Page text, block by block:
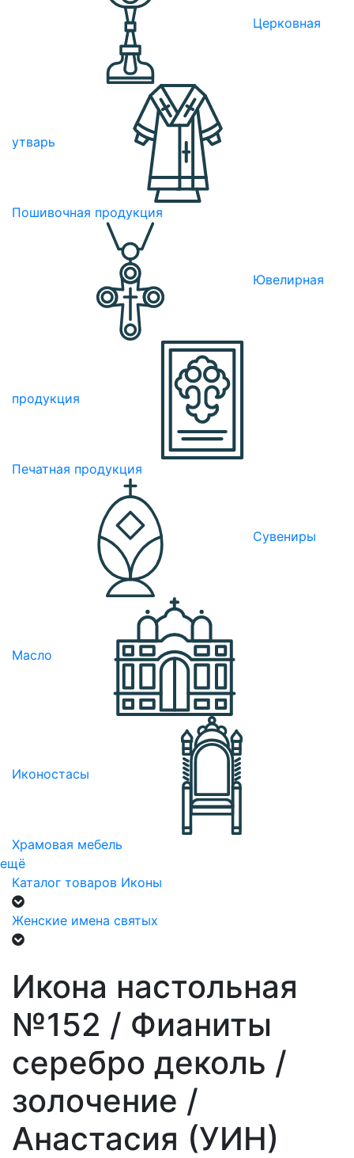
Церковная
утварь
Пошивочная продукция
Ювелирная
продукция
Печатная продукция
Сувениры
Масло
Иконостасы
Храмовая мебель
ещё
Каталог товаров Иконы
Женские имена святых
Икона настольная
№152 / Фианиты
серебро деколь /
золочение /
Анастасия (УИН)